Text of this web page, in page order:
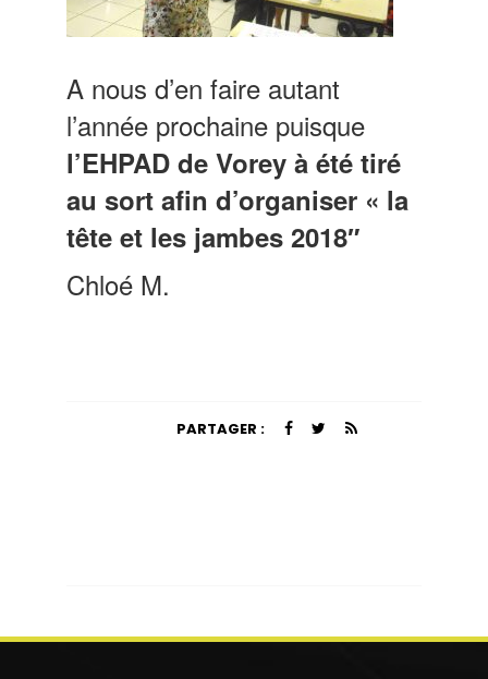
A nous d’en faire autant
l’année prochaine puisque
l’EHPAD de Vorey à été tiré
au sort afin d’organiser « la
tête et les jambes 2018″
Chloé M.
PARTAGER :